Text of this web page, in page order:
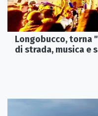
Longobucco, torna
di strada, musica e